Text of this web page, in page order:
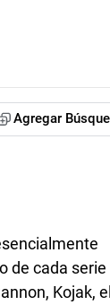
Agregar
de cada serie
Kojak,